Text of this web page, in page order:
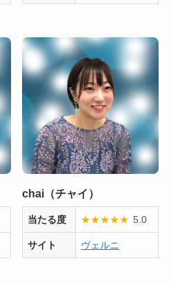
chai（チャイ）
当たる度 ★★★★★ 5.0
サイト ヴェルニ